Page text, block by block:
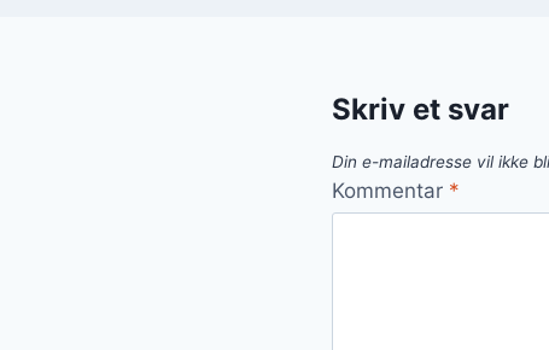
Skriv et svar
Din e-mailadresse vil ikke
Kommentar *